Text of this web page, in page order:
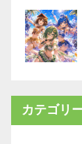
カテゴリ